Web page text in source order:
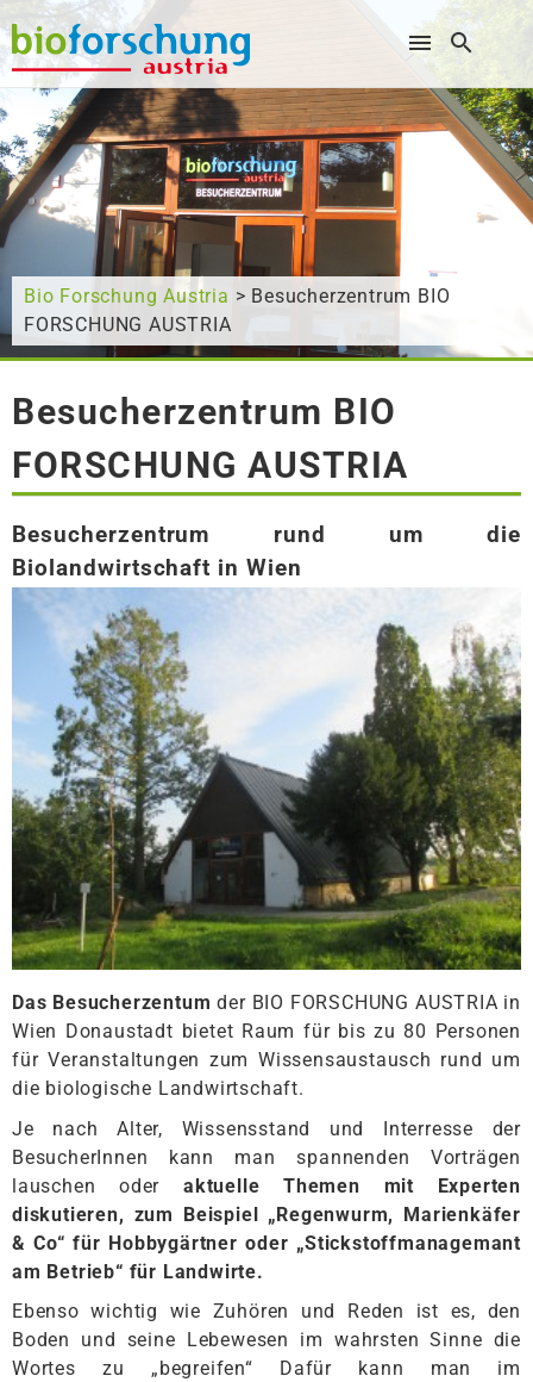
Wonach suchen Sie?
Bio Forschung Austria > Besucherzentrum BIO
FORSCHUNG AUSTRIA
Besucherzentrum BIO
FORSCHUNG AUSTRIA
Besucherzentrum rund um die
Biolandwirtschaft in Wien
Das Besucherzentumder BIO FORSCHUNG AUSTRIA in
Wien Donaustadt bietet Raum für bis zu 80 Personen
für Veranstaltungen zum Wissensaustausch rund um
die biologische Landwirtschaft.
Je nach Alter, Wissensstand und Interresse der
BesucherInnen kann man spannenden Vorträgen
lauschen oder aktuelle Themen mit Experten
diskutieren, zum Beispiel „Regenwurm, Marienkäfer
& Co“ für Hobbygärtner oder „Stickstoffmanagemant
am Betrieb“ für Landwirte.
Ebenso wichtig wie Zuhören und Reden ist es, den
Boden und seine Lebewesen im wahrsten Sinne die
Wortes zu „begreifen“ Dafür kann man im